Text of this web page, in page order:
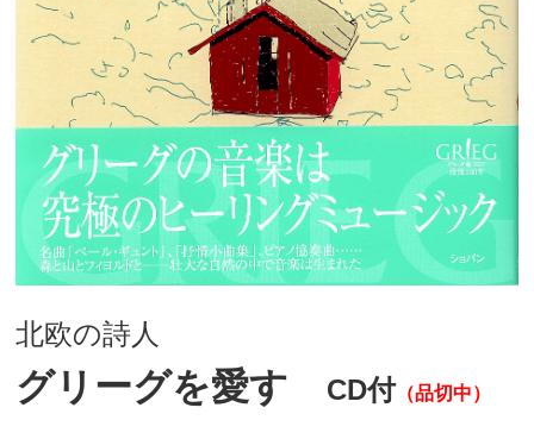
北欧の詩人
グリーグを愛す CD付（品切中）